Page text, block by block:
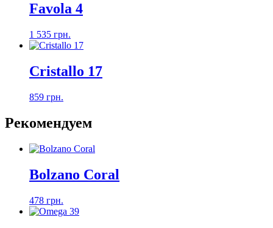
Favola 4
1 535 грн.
Cristallo 17
859 грн.
Рекомендуем
Bolzano Coral
478 грн.